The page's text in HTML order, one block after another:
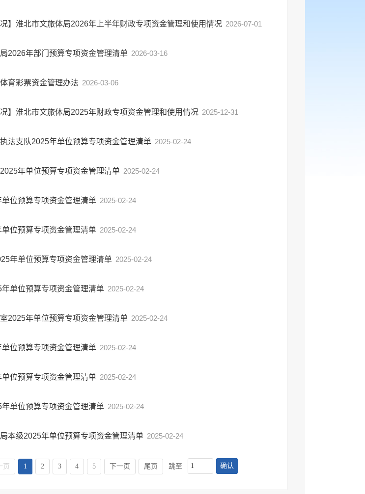
况】淮北市文旅体局2026年上半年财政专项资金管理和使用情况 2026-07-01
2026年部门预算专项资金管理清单 2026-03-16
育彩票资金管理办法 2026-03-06
况】淮北市文旅体局2025年财政专项资金管理和使用情况 2025-12-31
法支队2025年单位预算专项资金管理清单 2025-02-24
年单位预算专项资金管理清单 2025-02-24
位预算专项资金管理清单 2025-02-24
位预算专项资金管理清单 2025-02-24
年单位预算专项资金管理清单 2025-02-24
单位预算专项资金管理清单 2025-02-24
2025年单位预算专项资金管理清单 2025-02-24
位预算专项资金管理清单 2025-02-24
位预算专项资金管理清单 2025-02-24
单位预算专项资金管理清单 2025-02-24
本级2025年单位预算专项资金管理清单 2025-02-24
页 1 2 3 4 5 下一页 尾页 跳至 确认